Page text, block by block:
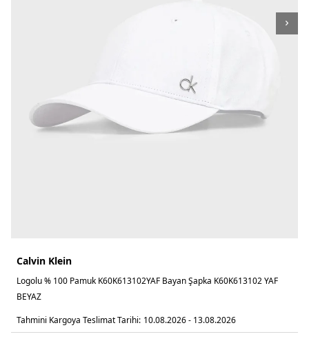
Calvin Klein
Logolu % 100 Pamuk K60K613102YAF Bayan Şapka K60K613102 YAF
BEYAZ
Tahmini Kargoya Teslimat Tarihi: 10.08.2026 - 13.08.2026